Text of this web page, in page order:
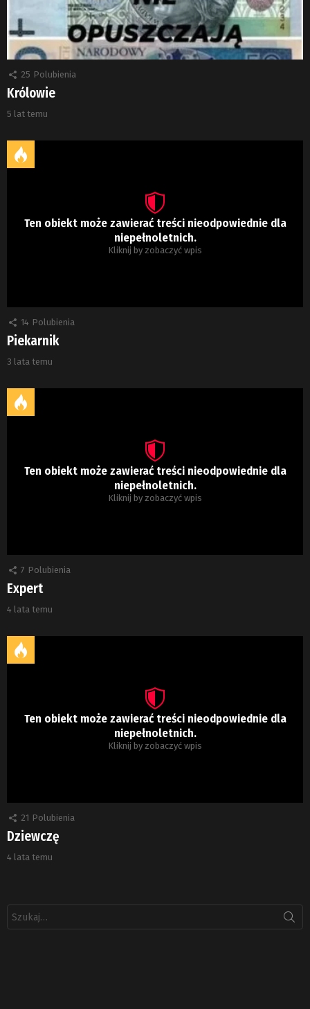
25 Polubienia
Królowie
5 lat temu
Ten obiekt może zawierać treści nieodpowiednie dla
niepełnoletnich.
Kliknij by zobaczyć wpis
14 Polubienia
Piekarnik
3 lata temu
Ten obiekt może zawierać treści nieodpowiednie dla
niepełnoletnich.
Kliknij by zobaczyć wpis
7 Polubienia
Expert
4 lata temu
Ten obiekt może zawierać treści nieodpowiednie dla
niepełnoletnich.
Kliknij by zobaczyć wpis
21 Polubienia
Dziewczę
4 lata temu